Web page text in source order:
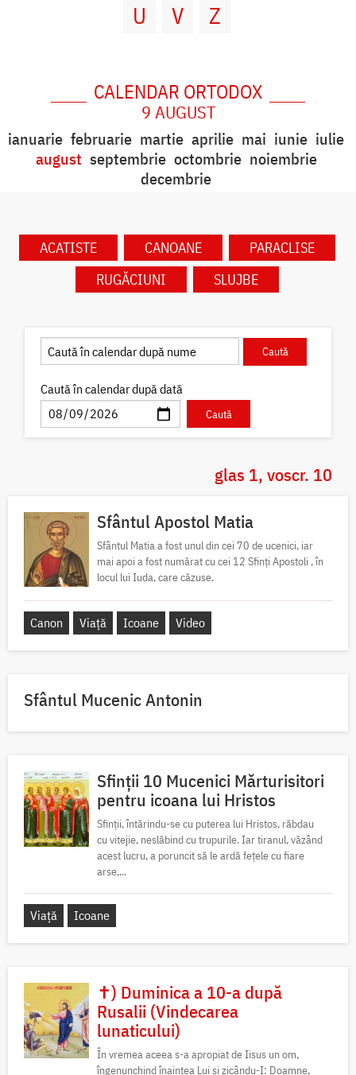
U
V Z
CALENDAR ORTODOX
9 AUGUST
ianuarie februarie martie aprilie mai iunie iulie
august septembrie octombrie noiembrie
decembrie
ACATISTE CANOANE
PARACLISE
RUGĂCIUNI
SLUJBE
Caută în calendar după dată
glas 1, voscr. 10
Sfântul Apostol Matia
Sfântul Matia a fost unul din cei 70 de ucenici, iar
mai apoi a fost numărat cu cei 12 Sfinți Apostoli , în
locul lui Iuda, care căzuse.
Canon Viață Icoane Video
Sfântul Mucenic Antonin
Sfinții 10 Mucenici Mărturisitori
pentru icoana lui Hristos
Sfinții, întărindu-se cu puterea lui Hristos, răbdau
cu vitejie, neslăbind cu trupurile. Iar tiranul, văzând
acest lucru, a poruncit să le ardă fețele cu fiare
arse,...
Viață Icoane
✝) Duminica a 10-a după
Rusalii (Vindecarea
lunaticului)
În vremea aceea s-a apropiat de Iisus un om,
îngenunchind înaintea Lui și zicându-I: Doamne,